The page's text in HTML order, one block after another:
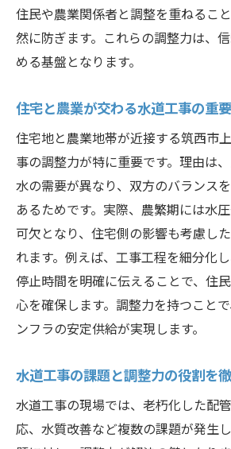
水道工事の調整力で老朽化
老朽化配管問題を解決する
迅速な対応が求められる配
調整力重視で水道工事の長
筑西市水道課と連携する配
水道工事の安全性と迅速対応
水道工事の調整力で安全管
法
迅速対応を可能にする調整
水道工事の安全性は調整
緊急時も安心な水道工事の
筑西市指定工事店による安
筑西市指定工事店の特徴と選び
水道工事で選ばれる筑西市
住民や農業関係者と調整を重ねるこ
然に防ぎます。これらの調整力は、
める基盤となります。
住宅と農業が交わる水道工事の重
住宅地と農業地帯が近接する筑西市
事の調整力が特に重要です。理由は
水の需要が異なり、双方のバランス
あるためです。実際、農繁期には水
可欠となり、住宅側の影響も考慮し
れます。例えば、工事工程を細分化
停止時間を明確に伝えることで、住
心を確保します。調整力を持つこと
ンフラの安定供給が実現します。
水道工事の課題と調整力の役割を
水道工事の現場では、老朽化した配
応、水質改善など複数の課題が発生